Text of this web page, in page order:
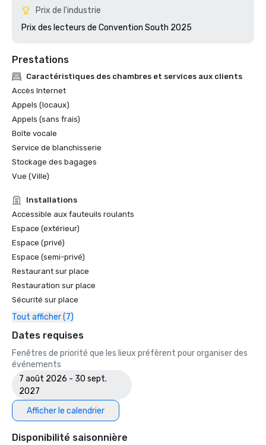
Prix de l'industrie
Prestations
Caractéristiques des chambres et services aux clients
Accès Internet
Appels (locaux)
Appels (sans frais)
Boîte vocale
Service de blanchisserie
Stockage des bagages
Vue (Ville)
Installations
Accessible aux fauteuils roulants
Espace (extérieur)
Espace (privé)
Espace (semi-privé)
Restaurant sur place
Restauration sur place
Sécurité sur place
Tout afficher (7)
Dates requises
Fenêtres de priorité que les lieux préfèrent pour organiser des
événements
7 août 2026 - 30 sept.
2027
Afficher le calendrier
Disponibilité saisonnière